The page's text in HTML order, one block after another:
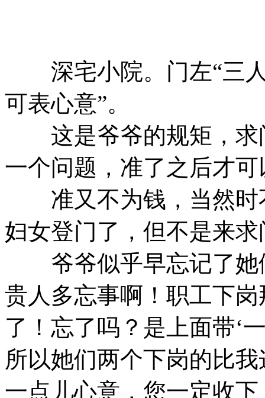
深宅小院。门左“三人
可表心意”。
这是爷爷的规矩，求
一个问题，准了之后才
准又不为钱，当然时
妇女登门了，但不是来
爷爷似乎早忘记了她
贵人多忘事啊！职工下
了！忘了吗？是上面带‘
所以她们两个下岗的比
一点儿心意，您一定收